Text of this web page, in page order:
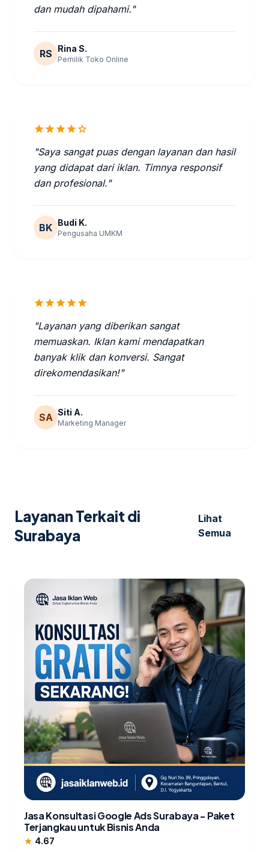
dan mudah dipahami."
RS Rina S.
Pemilik Toko Online
starstarstarstarstar
"Saya sangat puas dengan layanan dan hasil
yang didapat dari iklan. Timnya responsif
dan profesional."
BK Budi K.
Pengusaha UMKM
starstarstarstarstar
"Layanan yang diberikan sangat
memuaskan. Iklan kami mendapatkan
banyak klik dan konversi. Sangat
direkomendasikan!"
SA Siti A.
Marketing Manager
Layanan Terkait di
Surabaya
Lihat
Semua
Jasa Konsultasi Google Ads Surabaya - Paket
Terjangkau untuk Bisnis Anda
star 4.67